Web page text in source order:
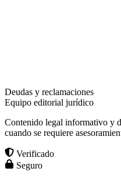
Deudas y reclamaciones
Equipo editorial jurídico
Contenido legal informativo y
cuando se requiere
Verificado
Seguro